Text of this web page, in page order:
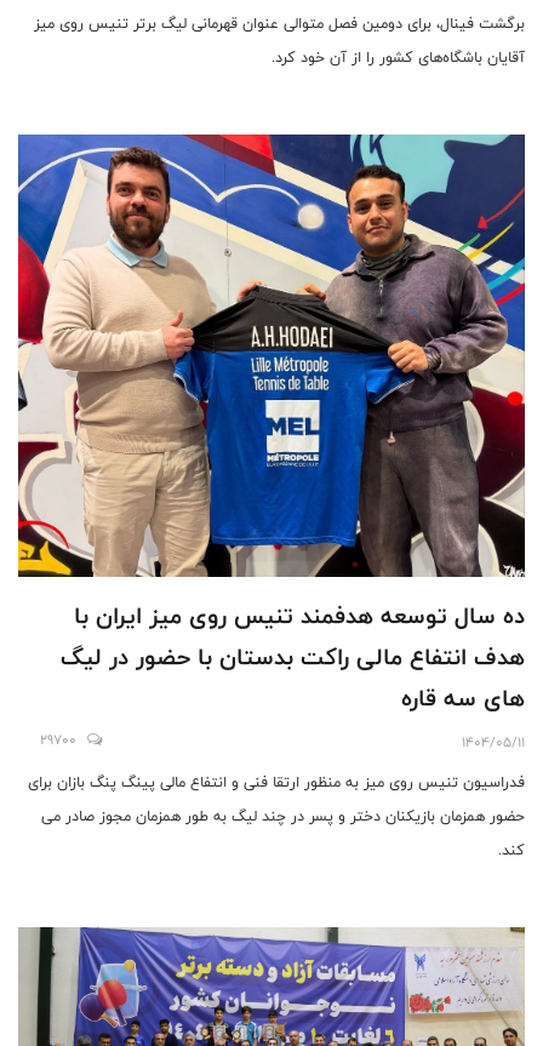
برگشت فینال، برای دومین فصل متوالی عنوان قهرمانی لیگ برتر تنیس روی میز
آقایان باشگاه‌های کشور را از آن خود کرد.
ده سال توسعه هدفمند تنیس روی میز ایران با
هدف انتفاع مالى راكت بدستان با حضور در ليگ
هاى سه قاره
1404/05/11
29700
فدراسيون تنيس روى ميز به منظور ارتقا فنى و انتفاع مالى پينگ پنگ بازان براى
حضور همزمان بازيكنان دختر و پسر در چند ليگ به طور همزمان مجوز صادر مى
كند.